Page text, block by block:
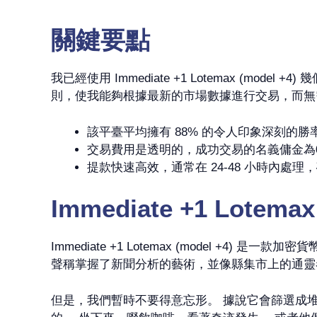
關鍵要點
我已經使用 Immediate +1 Lotemax (model +4)
則，使我能夠根據最新的市場數據進行交易，而
該平臺平均擁有 88% 的令人印象深刻的勝
交易費用是透明的，成功交易的名義傭金
提款快速高效，通常在 24-48 小時內處理
Immediate +1
Immediate +1 Lotemax (model +4) 是一款加密
聲稱掌握了新聞分析的藝術，並像縣集市上的通
但是，我們暫時不要得意忘形。 據說它會篩選成